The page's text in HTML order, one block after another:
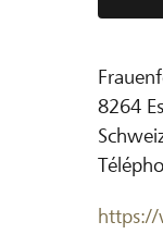
8264
https://